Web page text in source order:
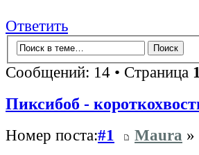
Ответить
Сообщений: 14 • Страница 1
Пиксибоб -
Номер поста:#1 Maura »